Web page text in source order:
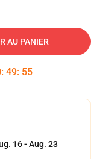
AU PANIER
: 49: 54
16 - Aug. 23